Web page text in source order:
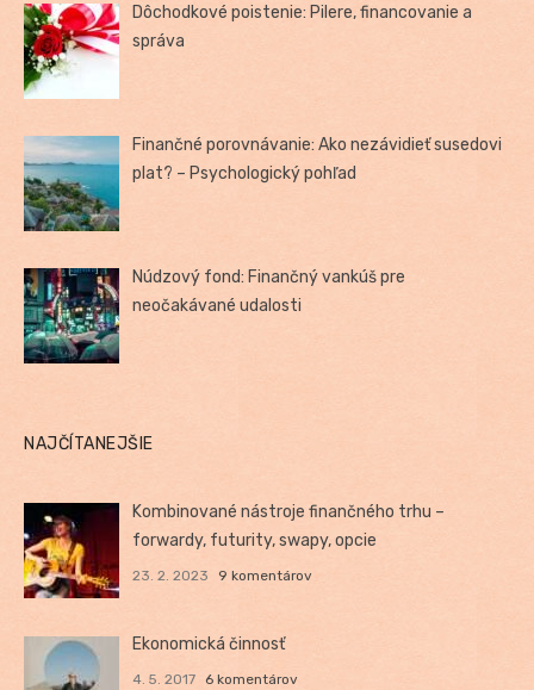
Dôchodkové poistenie: Pilere, financovanie a
správa
Finančné porovnávanie: Ako nezávidieť susedovi
plat? – Psychologický pohľad
Núdzový fond: Finančný vankúš pre
neočakávané udalosti
NAJČÍTANEJŠIE
Kombinované nástroje finančného trhu –
forwardy, futurity, swapy, opcie
23. 2. 2023 9 komentárov
Ekonomická činnosť
4. 5. 2017 6 komentárov